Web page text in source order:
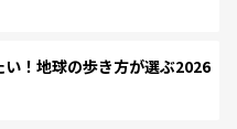
！地球の歩き方が選ぶ2026